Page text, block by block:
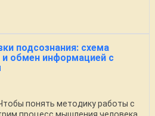
подсознания: схема
обмен информацией с
понять методику работы с